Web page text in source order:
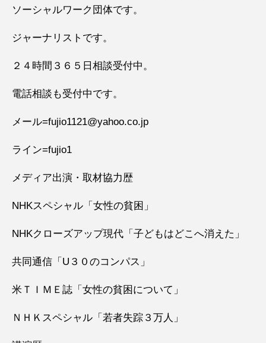
ソーシャルワーク団体です。
ジャーナリストです。
２４時間３６５日相談受付中。
電話相談も受付中です。
メール=fujio1121@yahoo.co.jp
ライン=fujio1
メディア出演・取材協力歴
NHKスペシャル「女性の貧困」
NHKクローズアップ現代「子どもはどこへ消えた」
共同通信「U３０のコンパス」
米ＴＩＭＥ誌「女性の貧困について」
ＮＨＫスペシャル「若者失踪３万人」